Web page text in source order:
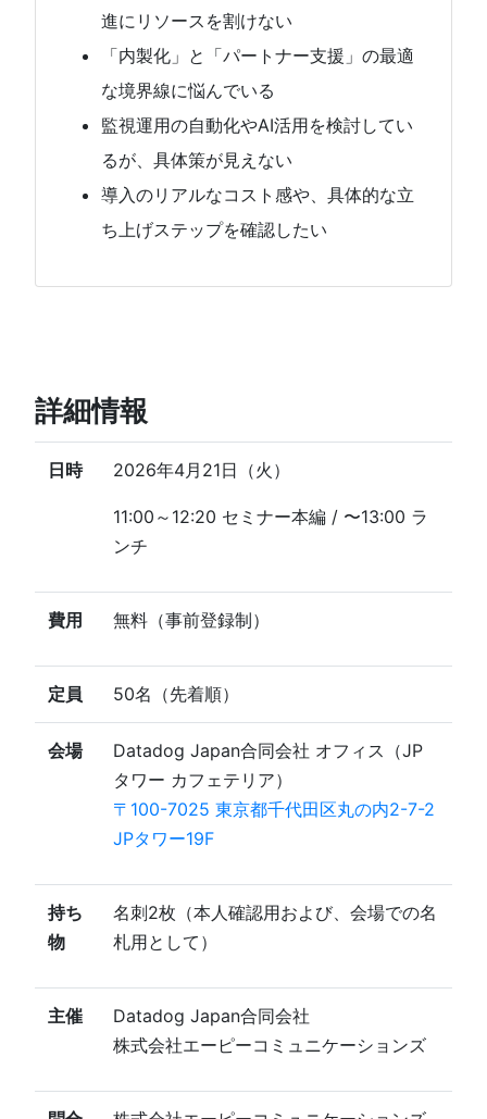
進にリソースを割けない
「内製化」と「パートナー支援」の最適
な境界線に悩んでいる
監視運用の自動化やAI活用を検討してい
るが、具体策が見えない
導入のリアルなコスト感や、具体的な立
ち上げステップを確認したい
詳細情報
日時 2026年4月21日（火）
11:00～12:20 セミナー本編 / 〜13:00 ラ
ンチ
費用 無料（事前登録制）
定員 50名（先着順）
会場
Datadog Japan合同会社 オフィス（JP
タワー カフェテリア）
〒100-7025 東京都千代田区丸の内2-7-2
JPタワー19F
持ち
物
名刺2枚（本人確認用および、会場での名
札用として）
主催
Datadog Japan合同会社
株式会社エーピーコミュニケーションズ